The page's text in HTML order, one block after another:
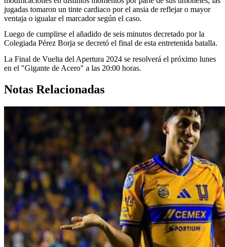
jugadas tomaron un tinte cardiaco por el ansia de reflejar o mayor
ventaja o igualar el marcador según el caso.
Luego de cumplirse el añadido de seis minutos decretado por la
Colegiada Pérez Borja se decretó el final de esta entretenida batalla.
La Final de Vuelta del Apertura 2024 se resolverá el próximo lunes
en el "Gigante de Acero" a las 20:00 horas.
Notas Relacionadas